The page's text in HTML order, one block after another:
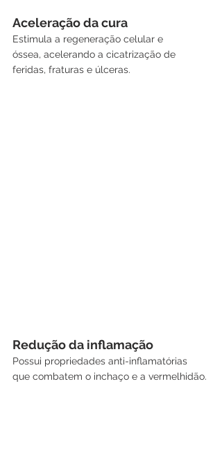
Aceleração da cura
Estimula a regeneração celular e
óssea, acelerando a cicatrização de
feridas, fraturas e úlceras.
Redução da inflamação
Possui propriedades anti-inflamatórias
que combatem o inchaço e a vermelhidão.